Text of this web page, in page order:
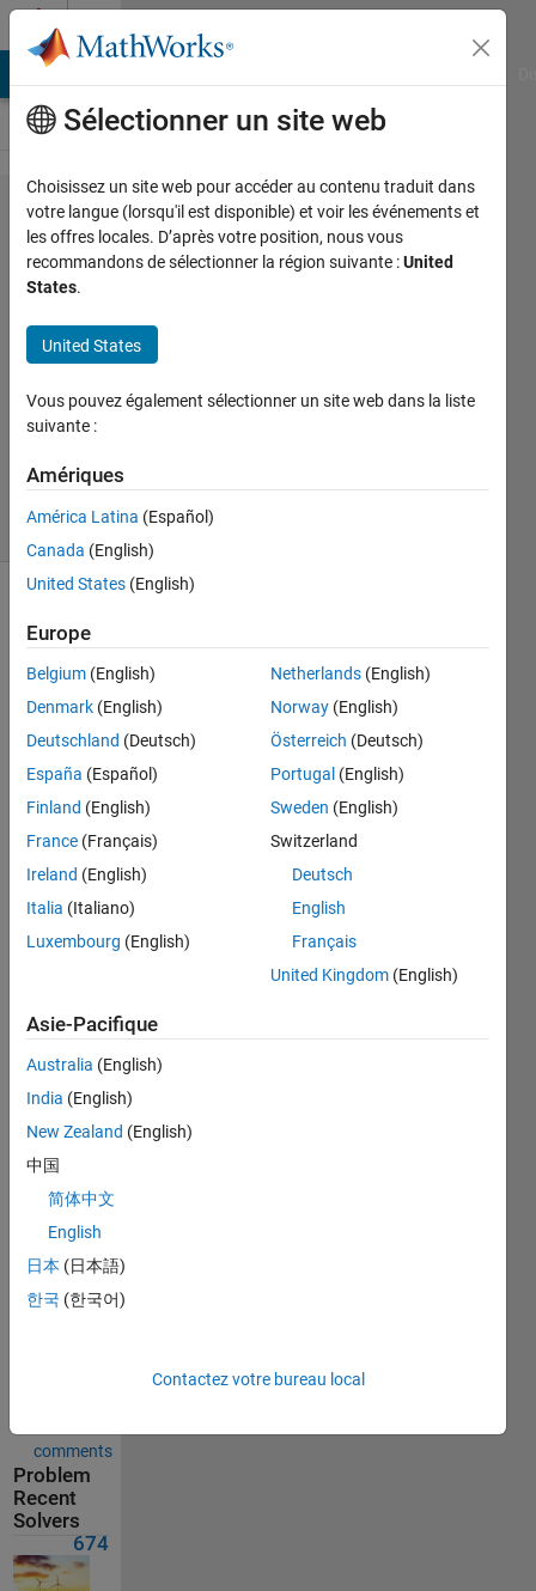
Passer au contenu
Problem
1381.
Celsius to
Fahrenheit
converter
Claudio
674
2 likes
Convert
Celsius
Fahrenheit
degrees.
Solve
Solution
875
Solvers
Last
Solution
submitted
on Jun 10,
Problem
Comments
comments
Problem
Recent
Solvers
674
Sélectionner un site web
Choisissez un site web pour accéder au contenu traduit dans
votre langue (lorsqu'il est disponible) et voir les événements et
les offres locales. D’après votre position, nous vous
recommandons de sélectionner la région suivante :United
States.
United States
Vous pouvez également sélectionner un site web dans la liste
suivante :
Amériques
América Latina (Español)
Canada (English)
United States (English)
Europe
Belgium (English)
Denmark (English)
Deutschland (Deutsch)
España (Español)
Finland (English)
France (Français)
Ireland (English)
Italia (Italiano)
Luxembourg (English)
Netherlands (English)
Norway (English)
Österreich (Deutsch)
Portugal (English)
Sweden (English)
Switzerland
Deutsch
English
Français
United Kingdom (English)
Asie-Pacifique
Australia (English)
India (English)
New Zealand (English)
中国
简体中文
English
日本 (日本語)
한국 (한국어)
Contactez votre bureau local